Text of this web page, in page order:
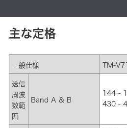
主な定格
一般仕様 TM-
送信
周波
数範
囲
Band A & B
144 -
430 -